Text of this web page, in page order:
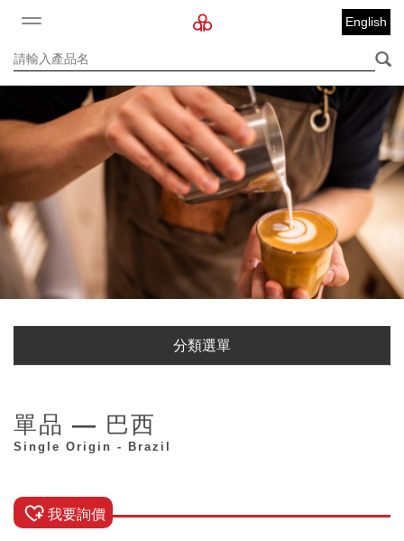
English
分類選單
單品 — 巴西
Single Origin - Brazil
我要詢價